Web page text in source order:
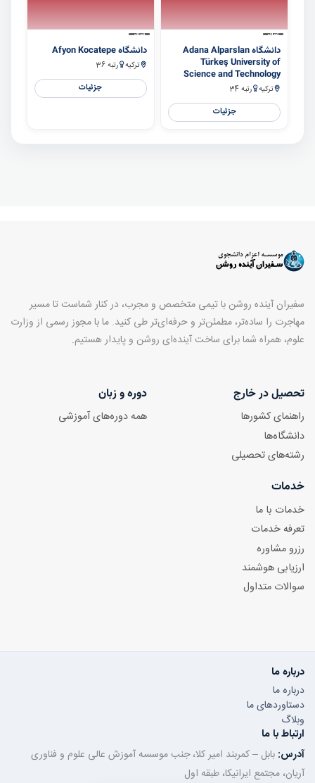
سایر
دانشگاه Adana Alparslan
Türkeş University of
Science and Technology
ترکیه رتبه 34
جزئیات
سایر
دانشگاه Afyon Kocatepe
ترکیه رتبه 36
جزئیات
سفیران آینده روشن با تیمی متخصص و مجرب، در کنار شماست تا مسیر
مهاجرت را ساده‌تر، مطمئن‌تر و حرفه‌ای‌تر طی کنید. ما با مجوز رسمی از وزارت
علوم، همراه شما برای ساخت آینده‌ای روشن و پایدار هستیم.
تحصیل در خارج
راهنمای کشورها
دانشگاه‌ها
رشته‌های تحصیلی
دوره و زبان
همه دوره‌های آموزشی
خدمات
خدمات با ما
تعرفه خدمات
رزرو مشاوره
ارزیابی هوشمند
سوالات متداول
درباره ما
درباره ما
دستاوردهای ما
وبلاگ
ارتباط با ما
آدرس: بابل – کمربند امیر کلا، جنب موسسه آموزش عالی علوم و فناوری
آریان، مجتمع ایرانیکا، طبقه اول